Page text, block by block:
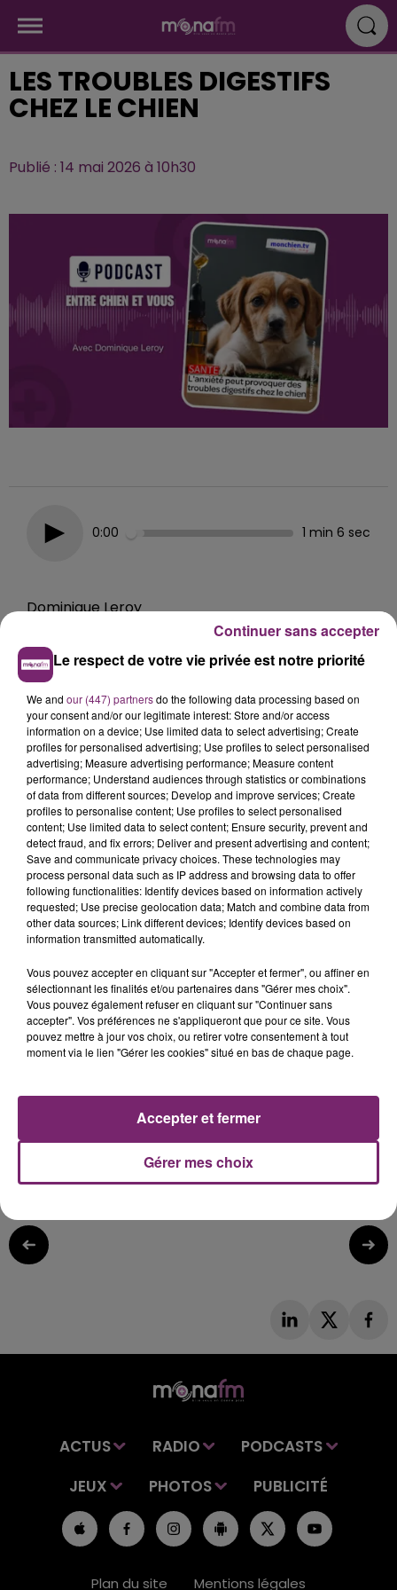
LES TROUBLES DIGESTIFS
CHEZ LE CHIEN
Publié : 14 mai 2026 à 10h30
0:00 1 min 6 sec
Dominique Leroy
Votre chien semble anxieux et… son ventre le lui
fait savoir ?
14 mai 2026 - 1 min 6 sec
LES TROUBLES DIGESTIFS CHEZ LE CHIEN
Pas étonnant !
L’anxiété peut directement perturber sa digestion.
Des études montrent que le cerveau et l’intestin sont
intimement liés : nos émotions influencent la
digestion… et un intestin perturbé peut à son tour
modifier le comportement !
Nos compagnons à quatre pattes sont de véritables
éponges à émotions. Ils ressentent notre stress et nos
inquiétudes… parfois avant même nous-mêmes !
Cette tension peut se traduire par des vomissements,
de la diarrhée ou simplement un inconfort intestinal,
ce qui n’est jamais agréable ni pour eux, ni pour nous.
Alors, comment les aider au quotidien ? Offrez-leur
calme et routines rassurantes, des jeux, des
Prendre soin de leur bien-être émotionnel, c’est aussi
prendre soin de leur ventre, et prévenir les petits
troubles digestifs.
En résumé : un chien serein, c’est un chien dont le
ventre… et l’esprit sont pleinement en paix.
ACTUS RADIO
PODCASTS
JEUX
PHOTOS PUBLICITÉ
Plan du site Mentions légales
Le respect de votre vie privée est notre priorité
We and our (447) partnersdo the following data processing based on
your consent and/or our legitimate interest: Store and/or access
information on a device; Use limited data to select advertising; Create
profiles for personalised advertising; Use profiles to select personalised
advertising; Measure advertising performance; Measure content
performance; Understand audiences through statistics or combinations
of data from different sources; Develop and improve services; Create
profiles to personalise content; Use profiles to select personalised
content; Use limited data to select content; Ensure security, prevent and
detect fraud, and fix errors; Deliver and present advertising and content;
Save and communicate privacy choices. These technologies may
process personal data such as IP address and browsing data to offer
following functionalities: Identify devices based on information actively
requested; Use precise geolocation data; Match and combine data from
other data sources; Link different devices; Identify devices based on
information transmitted automatically.
Vous pouvez accepter en cliquant sur "Accepter et fermer", ou affiner en
sélectionnant les finalités et/ou partenaires dans "Gérer mes choix".
Vous pouvez également refuser en cliquant sur "Continuer sans
accepter". Vos préférences ne s'appliqueront que pour ce site. Vous
pouvez mettre à jour vos choix, ou retirer votre consentement à tout
moment via le lien "Gérer les cookies" situé en bas de chaque page.
Gérer mes choix
Accepter et fermer
Continuer sans accepter